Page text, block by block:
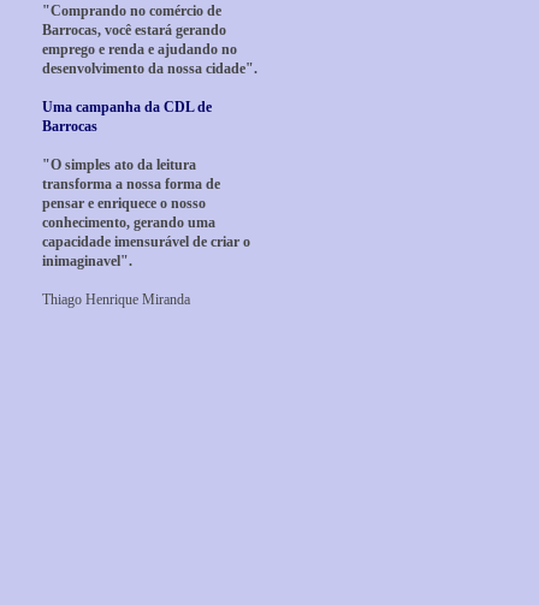
"Comprando no comércio de
Barrocas, você estará gerando
emprego e renda e ajudando no
desenvolvimento da nossa cidade".
Uma campanha da CDL de
Barrocas
"O simples ato da leitura
transforma a nossa forma de
pensar e enriquece o nosso
conhecimento, gerando uma
capacidade imensurável de criar o
inimaginavel".
Thiago Henrique Miranda